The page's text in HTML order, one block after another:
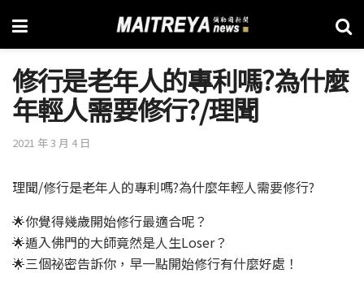
修行是老年人的專利嗎?為什麼
年輕人需要修行?/理聞
2021 年 3 月 4 日
理聞/修行是老年人的專利嗎?為什麼年輕人需要修行?
🌟你覺得幾歲開始修行最適合呢？
🌟遁入佛門的大師竟然是人生Loser？
🌟三個祕密告訴你，早一點開始修行有什麼好處！